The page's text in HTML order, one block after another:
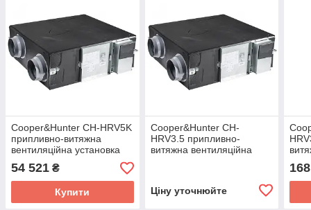
Cooper&Hunter CH-HRV5K
припливно-витяжна
вентиляційна установка
54 521 ₴
Купити
Cooper&Hunter CH-
HRV3.5 припливно-
витяжна вентиляційна
Ціну уточнюйте